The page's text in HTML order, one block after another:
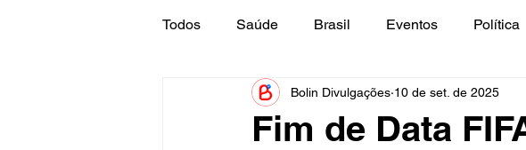
Todos Saúde Brasil Eventos Política
Informe Publicitário Judiciário Cidades
Fim de Data
Bolin Divulgações 10 de set. de 2025